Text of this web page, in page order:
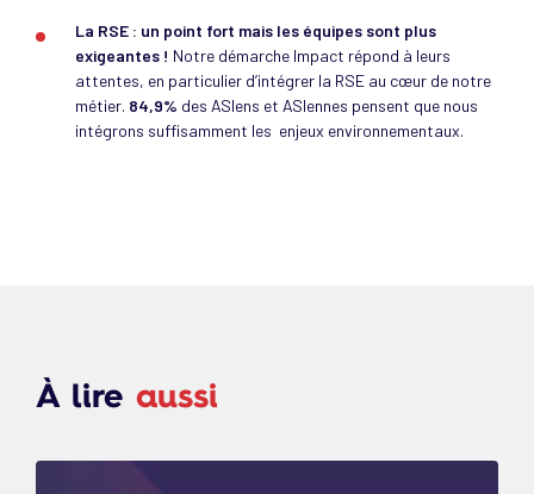
La RSE : un point fort mais les équipes sont plus
exigeantes ! Notre démarche Impact répond à leurs
attentes, en particulier d’intégrer la RSE au cœur de notre
métier. 84,9% des ASIens et ASIennes pensent que nous
intégrons suffisamment les enjeux environnementaux.
À lire aussi